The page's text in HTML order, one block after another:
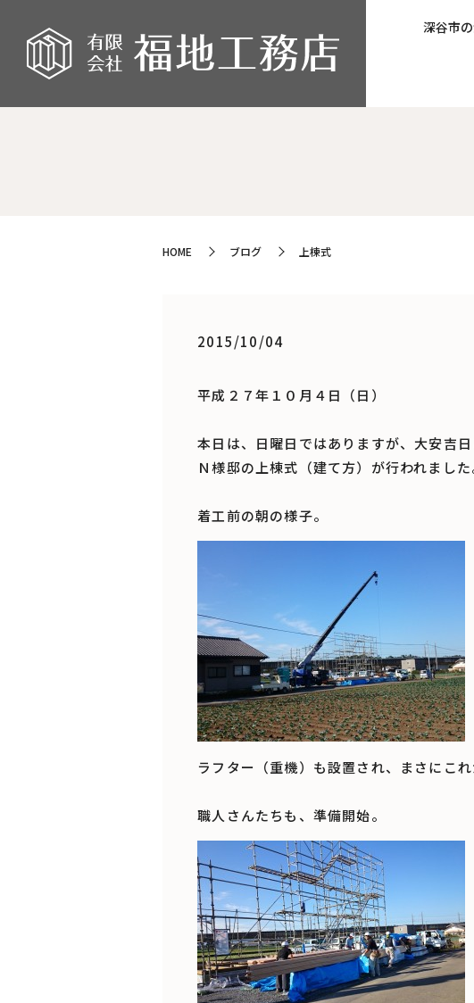
深谷市
HOME ブログ 上棟式
2015/10/04
平成２７年１０月４日（日）
本日は、日曜日ではありますが、大安吉日
Ｎ様邸の上棟式（建て方）が行われました
着工前の朝の様子。
ラフター（重機）も設置され、まさにこれ
職人さんたちも、準備開始。